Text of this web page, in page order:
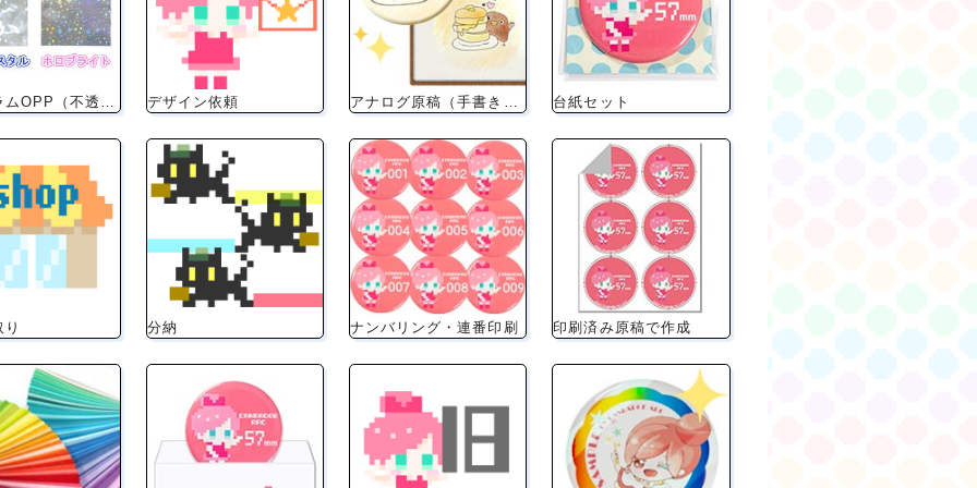
デザイン依頼 台紙セット
分納 ナンバリング・連番印刷 印刷済み原稿で作成